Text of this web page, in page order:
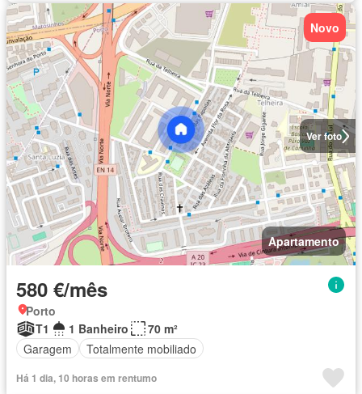
Ver foto
Novo
Apartamento
580 €/mês
Porto
T1
1 Banheiro
70 m²
Garagem
Totalmente mobiliado
Há 1 dia, 10 horas em rentumo